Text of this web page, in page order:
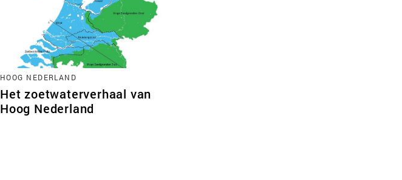
HOOG NEDERLAND
Het zoetwaterverhaal van
Hoog Nederland